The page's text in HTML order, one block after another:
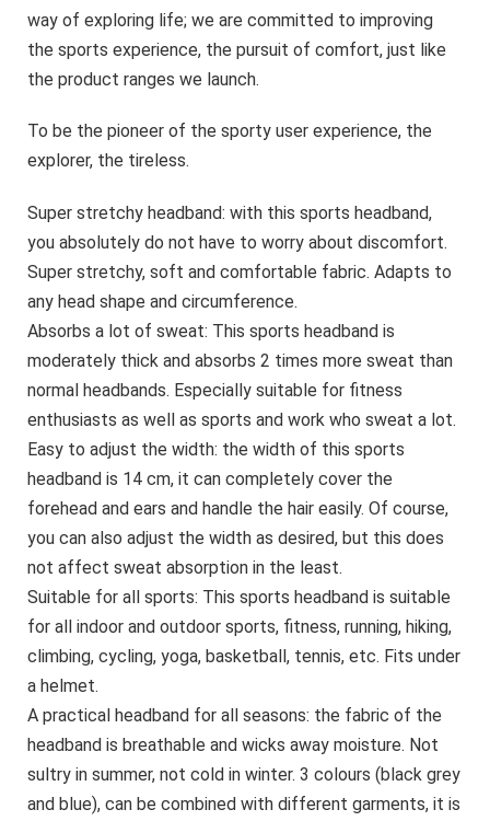
way of exploring life; we are committed to improving
the sports experience, the pursuit of comfort, just like
the product ranges we launch.
To be the pioneer of the sporty user experience, the
explorer, the tireless.
Super stretchy headband: with this sports headband,
you absolutely do not have to worry about discomfort.
Super stretchy, soft and comfortable fabric. Adapts to
any head shape and circumference.
Absorbs a lot of sweat: This sports headband is
moderately thick and absorbs 2 times more sweat than
normal headbands. Especially suitable for fitness
enthusiasts as well as sports and work who sweat a lot.
Easy to adjust the width: the width of this sports
headband is 14 cm, it can completely cover the
forehead and ears and handle the hair easily. Of course,
you can also adjust the width as desired, but this does
not affect sweat absorption in the least.
Suitable for all sports: This sports headband is suitable
for all indoor and outdoor sports, fitness, running, hiking,
climbing, cycling, yoga, basketball, tennis, etc. Fits under
a helmet.
A practical headband for all seasons: the fabric of the
headband is breathable and wicks away moisture. Not
sultry in summer, not cold in winter. 3 colours (black grey
and blue), can be combined with different garments, it is